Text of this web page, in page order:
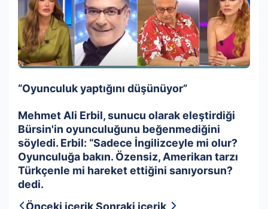
“Oyunculuk yaptığını düşünüyor”
Mehmet Ali Erbil, sunucu olarak eleştirdiği
Bürsin'in oyunculuğunu beğenmediğini
söyledi. Erbil: “Sadece İngilizceyle mi olur?
Oyunculuğa bakın. Özensiz, Amerikan tarzı
Türkçenle mi hareket ettiğini sanıyorsun?
dedi.
Önceki içerikSonraki içerik